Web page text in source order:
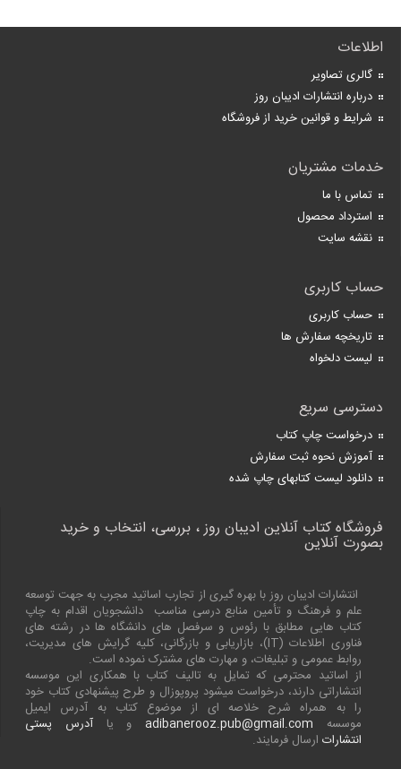
اطلاعات
گالری تصاویر
درباره انتشارات ادیبان روز
شرایط و قوانین خرید از فروشگاه
خدمات مشتریان
تماس با ما
استرداد محصول
نقشه سایت
حساب کاربری
حساب کاربری
تاریخچه سفارش ها
لیست دلخواه
دسترسی سریع
درخواست چاپ کتاب
آموزش نحوه ثبت سفارش
دانلود لیست کتابهای چاپ شده
فروشگاه کتاب آنلاین ادیبان روز ، بررسی، انتخاب و خرید
بصورت آنلاین
انتشارات ادیبان روز با بهره گیری از تجارب اساتید مجرب به جهت توسعه
علم و فرهنگ و تأمین منابع درسی مناسب دانشجویان اقدام به چاپ
کتاب هایی مطابق با رئوس و سرفصل های دانشگاه ها در رشته های
فناوری اطلاعات (IT)، بازاریابی و بازرگانی، کلیه گرایش های مدیریت،
روابط عمومی و تبلیغات، و مهارت های مشترک نموده است.
از اساتید محترمی که تمایل به تالیف کتاب با همکاری این موسسه
انتشاراتی دارند، درخواست میشود پروپوزال و طرح پیشنهادی کتاب خود
را به همراه شرح خلاصه ای از موضوع کتاب به آدرس ایمیل
موسسه adibanerooz.pub@gmail.comو یاآدرس پستی
انتشارات ارسال فرمایند.